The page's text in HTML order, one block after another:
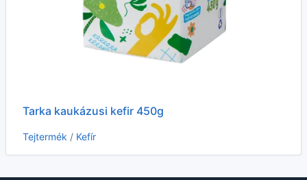
Tarka kaukázusi kefir 450g
Tejtermék / Kefír